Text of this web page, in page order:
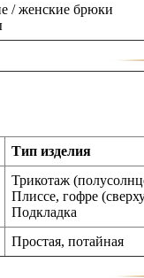
/ женские брюки
Тип изделия
Трикотаж
Плиссе, гофре
Подкладка
Простая, потайная